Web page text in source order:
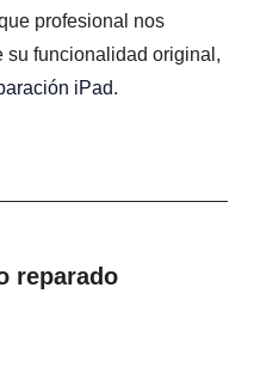
profesional nos
su funcionalidad original,
iPad.
reparado